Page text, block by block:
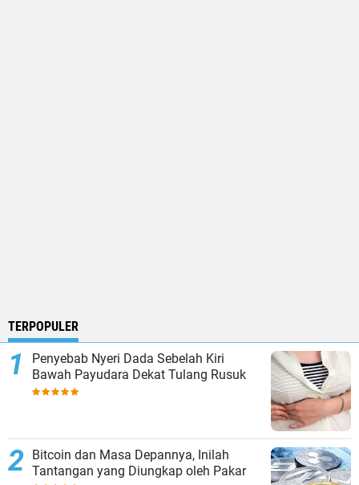
TERPOPULER
Penyebab Nyeri Dada Sebelah Kiri
Bawah Payudara Dekat Tulang Rusuk
Bitcoin dan Masa Depannya, Inilah
Tantangan yang Diungkap oleh Pakar